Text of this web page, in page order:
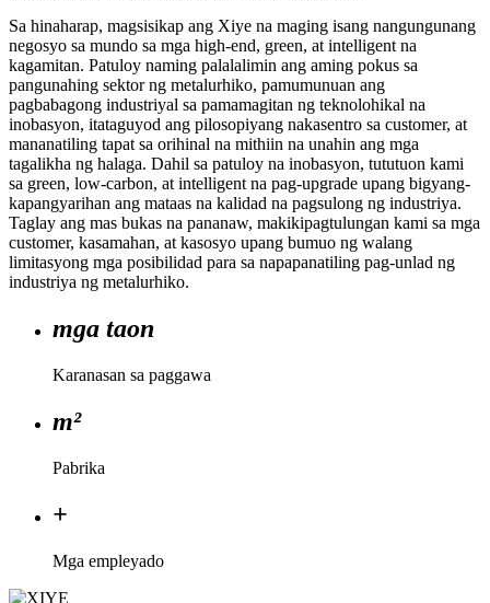
Sa hinaharap, magsisikap ang Xiye na maging isang nangungunang
negosyo sa mundo sa mga high-end, green, at intelligent na
kagamitan. Patuloy naming palalalimin ang aming pokus sa
pangunahing sektor ng metalurhiko, pamumunuan ang
pagbabagong industriyal sa pamamagitan ng teknolohikal na
inobasyon, itataguyod ang pilosopiyang nakasentro sa customer, at
mananatiling tapat sa orihinal na mithiin na unahin ang mga
tagalikha ng halaga. Dahil sa patuloy na inobasyon, tututuon kami
sa green, low-carbon, at intelligent na pag-upgrade upang bigyang-
kapangyarihan ang mataas na kalidad na pagsulong ng industriya.
Taglay ang mas bukas na pananaw, makikipagtulungan kami sa mga
customer, kasamahan, at kasosyo upang bumuo ng walang
limitasyong mga posibilidad para sa napapanatiling pag-unlad ng
industriya ng metalurhiko.
mga taon
Karanasan sa paggawa
m²
Pabrika
+
Mga empleyado